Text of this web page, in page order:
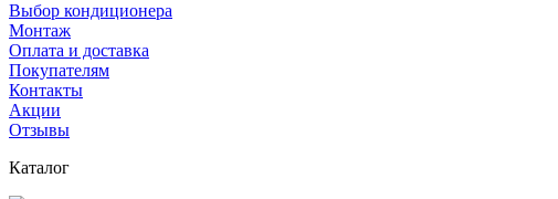
Выбор кондиционера
Монтаж
Оплата и доставка
Покупателям
Контакты
Акции
Отзывы
Каталог